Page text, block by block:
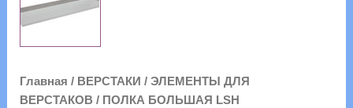
Главная / ВЕРСТАКИ / ЭЛЕМЕНТЫ ДЛЯ
ВЕРСТАКОВ / ПОЛКА БОЛЬШАЯ LSH